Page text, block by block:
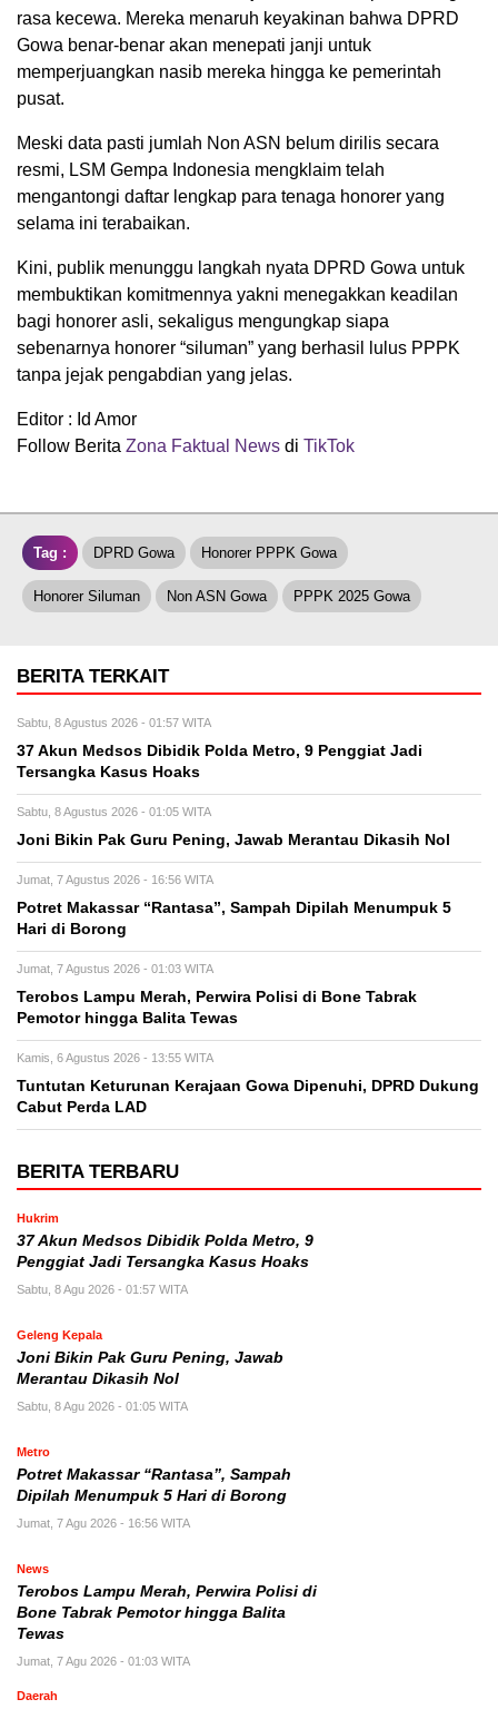
rasa kecewa. Mereka menaruh keyakinan bahwa DPRD
Gowa benar-benar akan menepati janji untuk
memperjuangkan nasib mereka hingga ke pemerintah
pusat.
Meski data pasti jumlah Non ASN belum dirilis secara
resmi, LSM Gempa Indonesia mengklaim telah
mengantongi daftar lengkap para tenaga honorer yang
selama ini terabaikan.
Kini, publik menunggu langkah nyata DPRD Gowa untuk
membuktikan komitmennya yakni menegakkan keadilan
bagi honorer asli, sekaligus mengungkap siapa
sebenarnya honorer “siluman” yang berhasil lulus PPPK
tanpa jejak pengabdian yang jelas.
Editor : Id Amor
Follow Berita Zona Faktual News di TikTok
Tag : DPRD Gowa Honorer PPPK Gowa
Honorer Siluman Non ASN Gowa PPPK 2025 Gowa
BERITA TERKAIT
Sabtu, 8 Agustus 2026 - 01:57 WITA
37 Akun Medsos Dibidik Polda Metro, 9 Penggiat Jadi
Tersangka Kasus Hoaks
Sabtu, 8 Agustus 2026 - 01:05 WITA
Joni Bikin Pak Guru Pening, Jawab Merantau Dikasih Nol
Jumat, 7 Agustus 2026 - 16:56 WITA
Potret Makassar “Rantasa”, Sampah Dipilah Menumpuk 5
Hari di Borong
Jumat, 7 Agustus 2026 - 01:03 WITA
Terobos Lampu Merah, Perwira Polisi di Bone Tabrak
Pemotor hingga Balita Tewas
Kamis, 6 Agustus 2026 - 13:55 WITA
Tuntutan Keturunan Kerajaan Gowa Dipenuhi, DPRD Dukung
Cabut Perda LAD
BERITA TERBARU
Hukrim
37 Akun Medsos Dibidik Polda Metro, 9
Penggiat Jadi Tersangka Kasus Hoaks
Sabtu, 8 Agu 2026 - 01:57 WITA
Geleng Kepala
Joni Bikin Pak Guru Pening, Jawab
Merantau Dikasih Nol
Sabtu, 8 Agu 2026 - 01:05 WITA
Metro
Potret Makassar “Rantasa”, Sampah
Dipilah Menumpuk 5 Hari di Borong
Jumat, 7 Agu 2026 - 16:56 WITA
News
Terobos Lampu Merah, Perwira Polisi di
Bone Tabrak Pemotor hingga Balita
Tewas
Jumat, 7 Agu 2026 - 01:03 WITA
Daerah